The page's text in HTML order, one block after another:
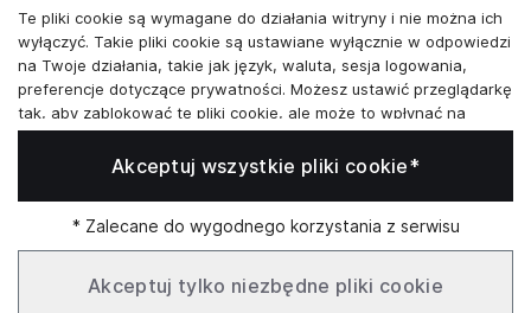
+48573581161
info@reytel.pl
Skontaktuj się z nami:
Whatsapp
Infolinia: Pn–Pt 09:00–17:00
Te pliki cookie są wymagane do działania witryny i nie można ich
wyłączyć. Takie pliki cookie są ustawiane wyłącznie w odpowiedzi
na Twoje działania, takie jak język, waluta, sesja logowania,
preferencje dotyczące prywatności. Możesz ustawić przeglądarkę
tak, aby zablokować te pliki cookie, ale może to wpłynąć na
sposób działania naszej witryny.
Analizy i statystyki
Marketing i retargeting
Te pliki cookie są zwykle ustawiane przez naszych partnerów
marketingowych i reklamowych. Mogą być przez nich
wykorzystywane do tworzenia profilu Twoich zainteresowań, a
Akceptuj wszystkie pliki cookie*
* Zalecane do wygodnego korzystania z serwisu
Akceptuj tylko niezbędne pliki cookie